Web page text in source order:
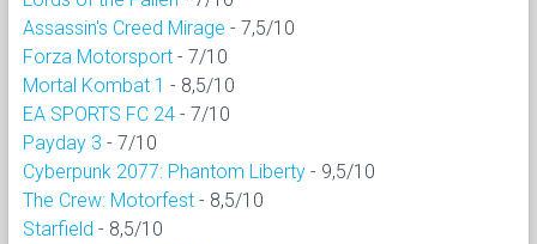
Assassin's Creed Mirage - 7,5/10
Forza Motorsport - 7/10
Mortal Kombat 1 - 8,5/10
EA SPORTS FC 24 - 7/10
Payday 3 - 7/10
Cyberpunk 2077: Phantom Liberty - 9,5/10
The Crew: Motorfest - 8,5/10
Starfield - 8,5/10